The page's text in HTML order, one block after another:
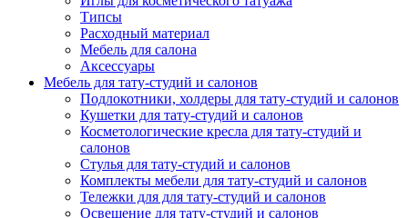
Типсы
Расходный материал
Мебель для салона
Аксессуары
Мебель для тату-студий и салонов
Подлокотники, холдеры для тату-студий и салонов
Кушетки для тату-студий и салонов
Косметологические кресла для тату-студий и
салонов
Стулья для тату-студий и салонов
Комплекты мебели для тату-студий и салонов
Тележки для для тату-студий и салонов
Освещение для тату-студий и салонов